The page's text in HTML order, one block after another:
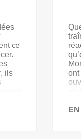
ce
ils
ont